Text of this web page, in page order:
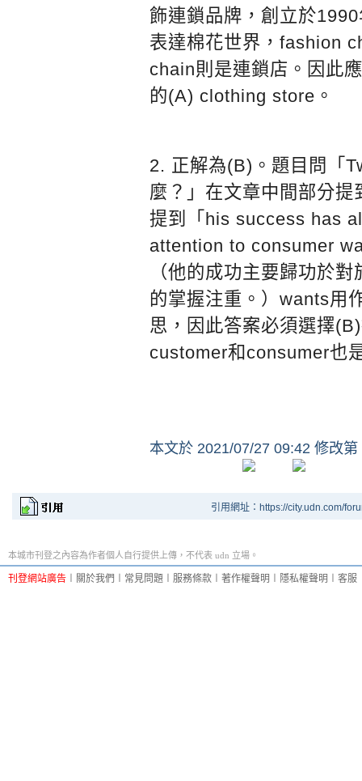
飾連鎖品牌，創立於
表達棉花世界，fashion
chain則是連鎖店。因此
的(A) clothing store。
2. 正解為(B)。題目問「
麼？」在文章中間部分
提到「his success has
attention to consumer
（他的成功主要歸功於
的掌握注重。）wants用
思，因此答案必須選擇
customer和consumer也
本文於 2021/07/27 09:42 修改第
引用網址：https://city.udn.com/
本城市刊登之內容為作者個人自行提供上傳，不代表 udn 立場。
刊登網站廣告 關於我們 常見問題 服務條款 著作權聲明 隱私權聲明 客服